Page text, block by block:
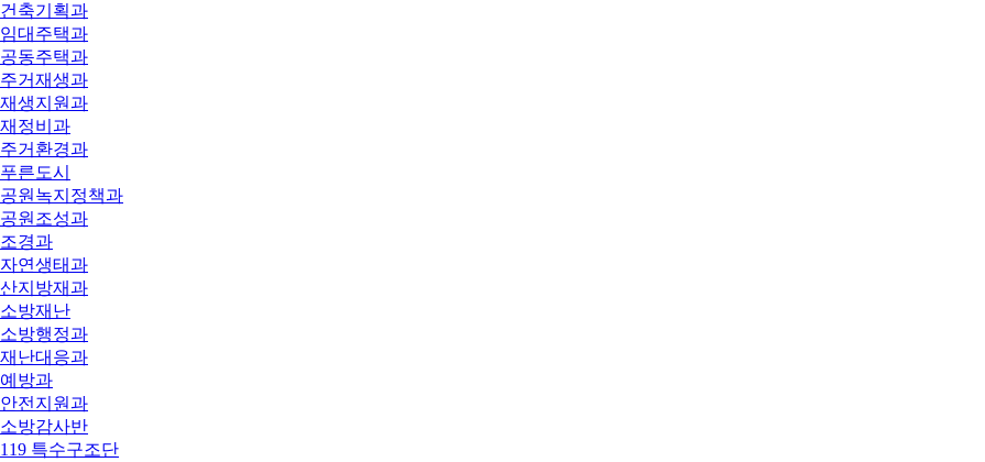
건축기획과
임대주택과
공동주택과
주거재생과
재생지원과
재정비과
주거환경과
푸른도시
공원녹지정책과
공원조성과
조경과
자연생태과
산지방재과
소방재난
소방행정과
재난대응과
예방과
안전지원과
소방감사반
119 특수구조단